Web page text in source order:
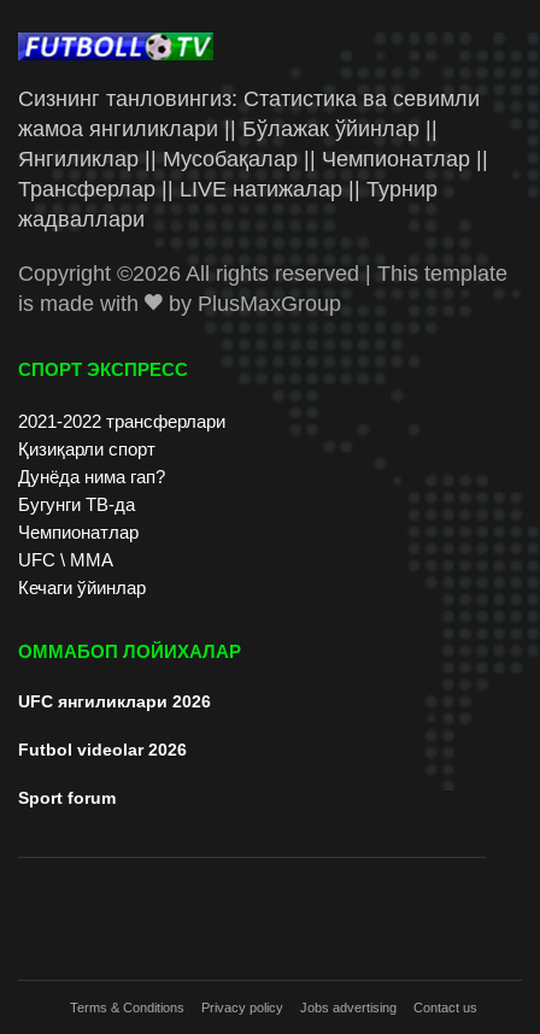
Сизнинг танловингиз: Статистика ва севимли
жамоа янгиликлари || Бўлажак ўйинлар ||
Янгиликлар || Мусобақалар || Чемпионатлар ||
Трансферлар || LIVE натижалар || Турнир
жадваллари
Copyright ©2026 All rights reserved | This template
is made with
by PlusMaxGroup
СПОРТ ЭКСПРЕСС
2021-2022 трансферлари
Қизиқарли спорт
Дунёда нима гап?
Бугунги ТВ-да
Чемпионатлар
UFC \ ММА
Кечаги ўйинлар
ОММАБОП ЛОЙИХАЛАР
UFC янгиликлари 2026
Futbol videolar 2026
Sport forum
Terms & Conditions Privacy policy Jobs advertising Contact us